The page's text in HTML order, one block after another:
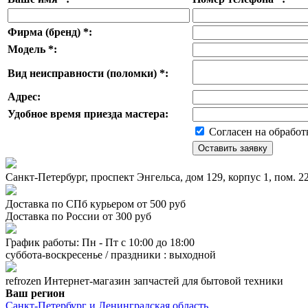
Фирма (бренд) *:
Модель *:
Вид неисправности (поломки) *:
Адрес:
Удобное время приезда мастера:
Согласен на
Санкт-Петербург, проспект Энгельса, дом 129, корпус 1, пом.
Доставка по СПб курьером от 500 руб
Доставка по России от 300 руб
График работы: Пн - Пт с 10:00 до 18:00
суббота-воскресенье / праздники : выходной
refrozen Интернет-магазин запчастей для бытовой техники
Ваш регион